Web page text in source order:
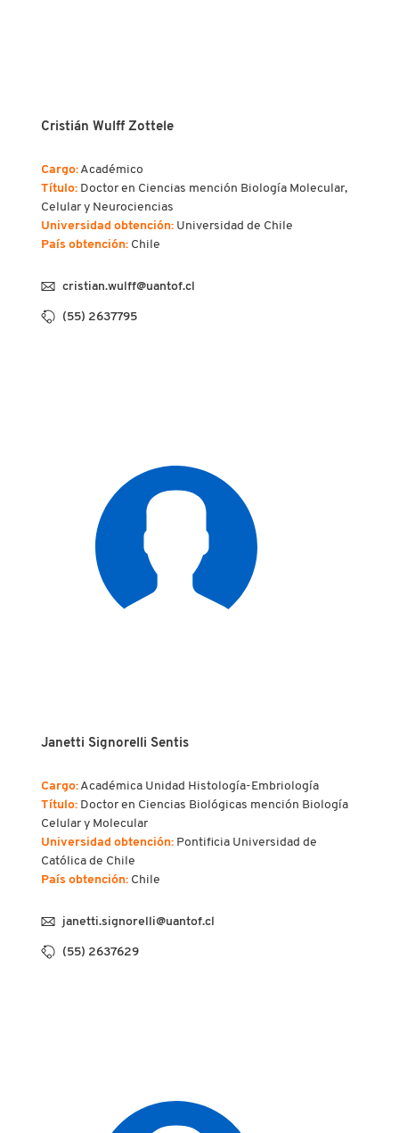
Cristián Wulff Zottele
Cargo: Académico
Título: Doctor en Ciencias mención Biología Molecular,
Celular y Neurociencias
Universidad obtención: Universidad de Chile
País obtención: Chile
cristian.wulff@uantof.cl
(55) 2637795
Janetti Signorelli Sentis
Cargo: Académica Unidad Histología-Embriología
Título: Doctor en Ciencias Biológicas mención Biología
Celular y Molecular
Universidad obtención: Pontificia Universidad de
Católica de Chile
País obtención: Chile
janetti.signorelli@uantof.cl
(55) 2637629